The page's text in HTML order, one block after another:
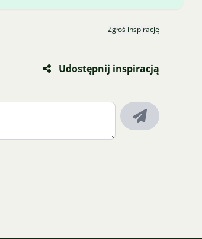
Zgłoś inspirację
Udostępnij inspiracją